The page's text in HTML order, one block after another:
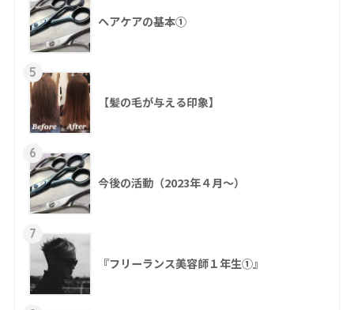
ヘアケアの基本①
5
【髪の毛が与える印象】
6
今後の活動（2023年４月〜）
7
『フリーランス美容師１年生①』